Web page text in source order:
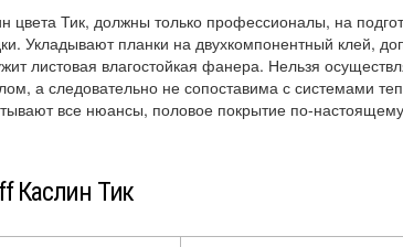
Тик, должны только профессионалы, на
Укладывают планки на двухкомпонентный клей,
листовая влагостойкая фанера. Нельзя
а следовательно не сопоставима с системами
все нюансы, половое покрытие по-
Каслин Тик